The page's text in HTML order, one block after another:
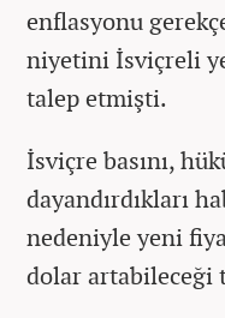
enflasyonu
niyetini İsviçreli
talep etmişti.
İsviçre basını,
dayandırdıkları
nedeniyle yeni
dolar artabileceği